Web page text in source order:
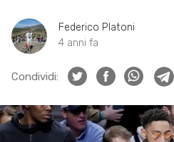
Federico Platoni
4 anni fa
Condividi: